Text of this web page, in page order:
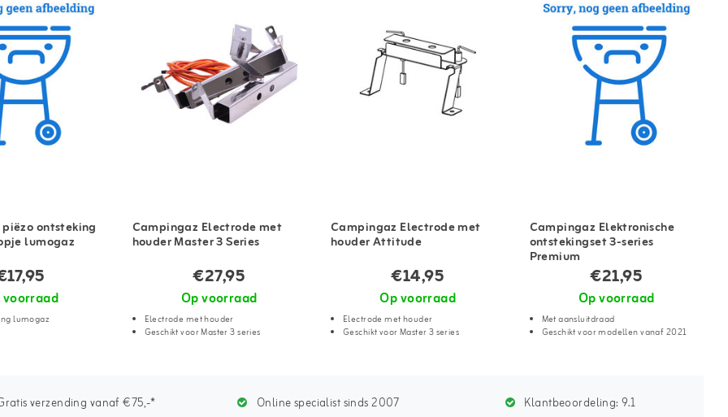
ontsteking
lumogaz
voorraad
lumogaz
Campingaz Electrode met
houder Master 3 Series
€27,95
Op voorraad
Electrode met houder
Geschikt voor Master 3 series
Campingaz Electrode met
houder Attitude
€14,95
Op voorraad
Electrode met houder
Geschikt voor Master 3 series
Campingaz Elektronische
ontstekingset 3-series
Premium
€21,95
Op voorraad
Met aansluitdraad
Geschikt voor modellen vanaf 2021
verzending vanaf €75,-* Online specialist sinds 2007 Klantbeoordeling:9.1